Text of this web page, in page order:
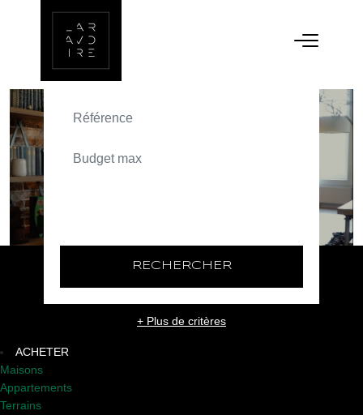
ACHETER
TEXT_SEARCH_SELECTIONNEZ
RECHERCHER
+ Plus de critères
ACHETER
Maisons
Appartements
Terrains